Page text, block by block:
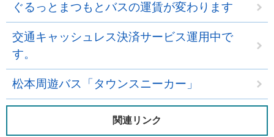
ぐるっとまつもとバスの運賃が変わります
交通キャッシュレス決済サービス運用中で
す。
松本周遊バス「タウンスニーカー」
関連リンク